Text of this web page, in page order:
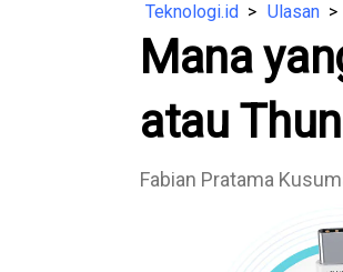
Teknologi.id Ulasan
Mana
atau
Fabian Pratama